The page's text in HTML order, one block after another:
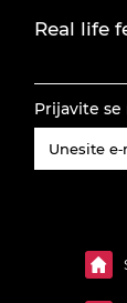
Real life
Prijavite